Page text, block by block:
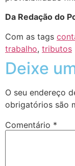
Da Redação do
Com as tags
trabalho, tributos
Deixe
O seu endereço
obrigatórios são
Comentário *